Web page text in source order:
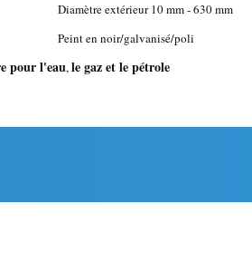
Diamètre extérieur 10 mm - 630 mm
Peint en noir/galvanisé/poli
pour l'eau,le gaz et le pétrole